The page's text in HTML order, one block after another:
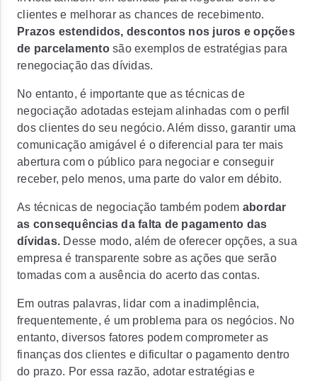
clientes e melhorar as chances de recebimento.
Prazos estendidos, descontos nos juros e opções
de parcelamentosão exemplos de estratégias para
renegociação das dívidas.
No entanto, é importante que as técnicas de
negociação adotadas estejam alinhadas com o perfil
dos clientes do seu negócio. Além disso, garantir uma
comunicação amigável é o diferencial para ter mais
abertura com o público para negociar e conseguir
receber, pelo menos, uma parte do valor em débito.
As técnicas de negociação também podem abordar
as consequências da falta de pagamento das
dívidas. Desse modo, além de oferecer opções, a sua
empresa é transparente sobre as ações que serão
tomadas com a ausência do acerto das contas.
Em outras palavras, lidar com a inadimplência,
frequentemente, é um problema para os negócios. No
entanto, diversos fatores podem comprometer as
finanças dos clientes e dificultar o pagamento dentro
do prazo. Por essa razão, adotar estratégias e